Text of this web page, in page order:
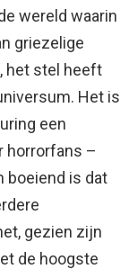
wereld waarin
griezelige
het stel heeft
Het is
een
horrorfans –
boeiend is dat
gezien zijn
de hoogste